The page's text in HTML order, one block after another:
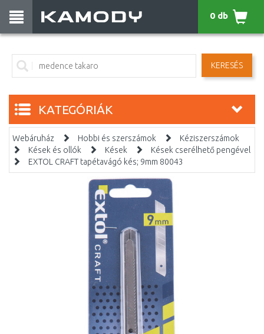
KERESÉS
0 db
KATEGÓRIÁK
Webáruház Hobbi és szerszámok
Kéziszerszámok
Kések és ollók
Kések
Kések cserélhető pengével
EXTOL CRAFT tapétavágó kés; 9mm 80043